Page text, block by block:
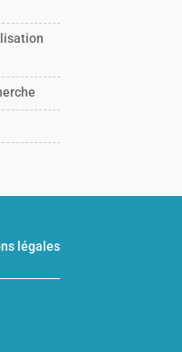
légales